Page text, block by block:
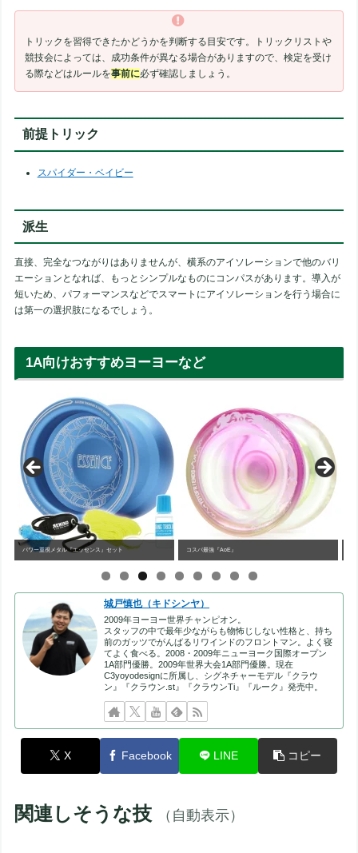
トリックを習得できたかどうかを判断する目安です。トリックリストや
競技会によっては、成功条件が異なる場合がありますので、検定を受け
る際などはルールを事前に必ず確認しましょう。
前提トリック
スパイダー・ベイビー
派生
直接、完全なつながりはありませんが、横系のアイソレーションで他のバリ
エーションとなれば、もっとシンプルなものにコンパスがあります。導入が
短いため、パフォーマンスなどでスマートにアイソレーションを行う場合に
は第一の選択肢になるでしょう。
1A向けおすすめヨーヨーなど
コスパ最強『AoE』 プラスチックヨーヨー最高峰『スピーダホリックXX』
城戸慎也（キドシンヤ）
2009年ヨーヨー世界チャンピオン。
スタッフの中で最年少ながらも物怖じしない性格と、持ち
前のガッツでがんばるリワインドのフロントマン。よく寝
てよく食べる。2008・2009年ニューヨーク国際オープン
1A部門優勝。2009年世界大会1A部門優勝。現在
C3yoyodesignに所属し、シグネチャーモデル『クラウ
ン』『クラウン.st』『クラウンTi』『ルーク』発売中。
X Facebook LINE コピー
関連しそうな技 （自動表示）